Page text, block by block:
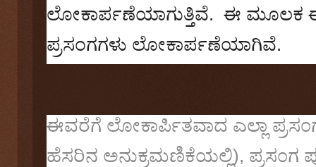
ಲೋಕಾರ್ಪಣೆಯಾಗುತ್ತಿವೆ. ಈ ಮೂಲಕ
ಪ್ರಸಂಗಗಳು ಲೋಕಾರ್ಪಣೆಯಾಗಿವೆ.
ಈವರೆಗೆ ಲೋಕಾರ್ಪಿತವಾದ ಎಲ್ಲಾ
ಹೆಸರಿನ ಅನುಕ್ರಮಣಿಕೆಯಲ್ಲಿ), ಪ್ರಸ೦ಗ